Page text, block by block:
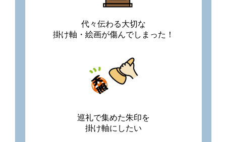
代々伝わる大切な
掛け軸・絵画が傷んでしまった！
巡礼で集めた朱印を
掛け軸にしたい